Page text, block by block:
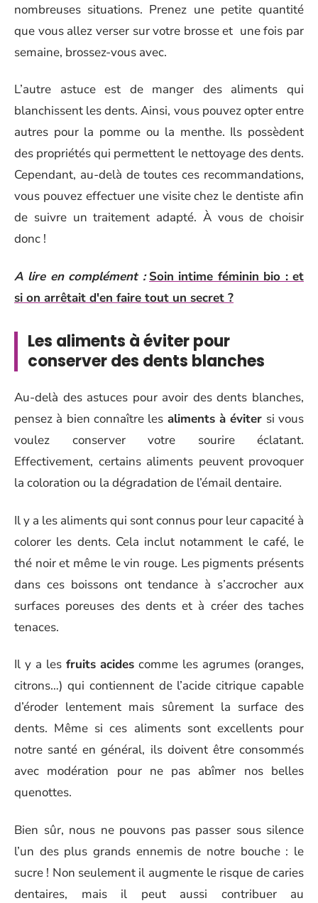
nombreuses situations. Prenez une petite quantité
que vous allez verser sur votre brosse et une fois par
semaine, brossez-vous avec.
L’autre astuce est de manger des aliments qui
blanchissent les dents. Ainsi, vous pouvez opter entre
autres pour la pomme ou la menthe. Ils possèdent
des propriétés qui permettent le nettoyage des dents.
Cependant, au-delà de toutes ces recommandations,
vous pouvez effectuer une visite chez le dentiste afin
de suivre un traitement adapté. À vous de choisir
donc !
A lire en complément : Soin intime féminin bio : et
si on arrêtait d'en faire tout un secret ?
Les aliments à éviter pour
conserver des dents blanches
Au-delà des astuces pour avoir des dents blanches,
pensez à bien connaître les aliments à éviter si vous
voulez conserver votre sourire éclatant.
Effectivement, certains aliments peuvent provoquer
la coloration ou la dégradation de l’émail dentaire.
Il y a les aliments qui sont connus pour leur capacité à
colorer les dents. Cela inclut notamment le café, le
thé noir et même le vin rouge. Les pigments présents
dans ces boissons ont tendance à s’accrocher aux
surfaces poreuses des dents et à créer des taches
tenaces.
Il y a les fruits acides comme les agrumes (oranges,
citrons…) qui contiennent de l’acide citrique capable
d’éroder lentement mais sûrement la surface des
dents. Même si ces aliments sont excellents pour
notre santé en général, ils doivent être consommés
avec modération pour ne pas abîmer nos belles
quenottes.
Bien sûr, nous ne pouvons pas passer sous silence
l’un des plus grands ennemis de notre bouche : le
sucre ! Non seulement il augmente le risque de caries
dentaires, mais il peut aussi contribuer au